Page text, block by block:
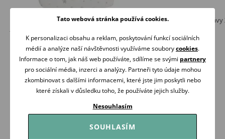
Canpol babies Bryndák voděodolný
69 Kč
Skladem
Koupit
Kikko Bryndák s rukávy
259 Kč
Skladem
Koupit
Tato webová stránka používá cookies.
K personalizaci obsahu a reklam, poskytování funkcí sociálních
médií a analýze naší návštěvnosti využíváme souborycookies.
Informace o tom, jak náš web používáte, sdílíme se svými partnery
pro sociální média, inzerci a analýzy. Partneři tyto údaje mohou
zkombinovat s dalšími informacemi, které jste jim poskytli nebo
které získali v důsledku toho, že používáte jejich služby.
Nesouhlasím
SOUHLASÍM